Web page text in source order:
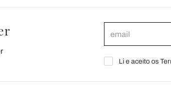
Li e aceito os